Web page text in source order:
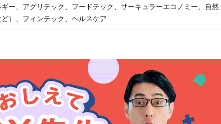
ー、アグリテック、フードテック、サーキュラーエコノミー、自然
）、フィンテック、ヘルスケア